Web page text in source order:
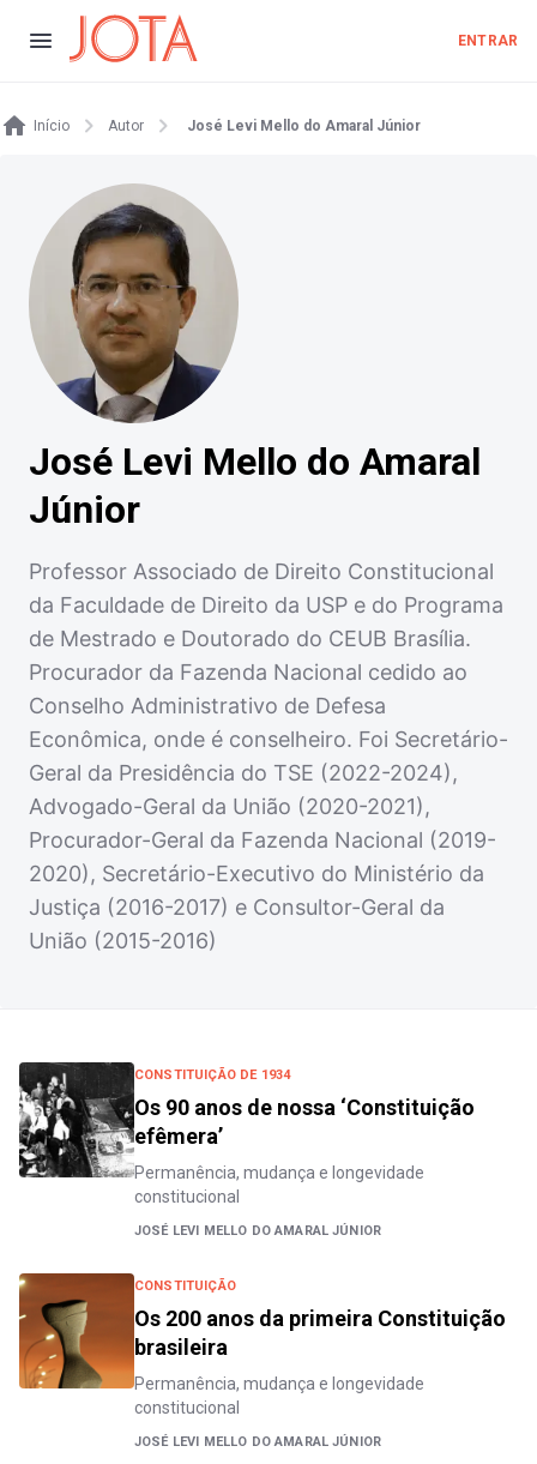
ENTRAR
Início Autor José Levi Mello do Amaral Júnior
José Levi Mello do Amaral
Júnior
Professor Associado de Direito Constitucional
da Faculdade de Direito da USP e do Programa
de Mestrado e Doutorado do CEUB Brasília.
Procurador da Fazenda Nacional cedido ao
Conselho Administrativo de Defesa
Econômica, onde é conselheiro. Foi Secretário-
Geral da Presidência do TSE (2022-2024),
Advogado-Geral da União (2020-2021),
Procurador-Geral da Fazenda Nacional (2019-
2020), Secretário-Executivo do Ministério da
Justiça (2016-2017) e Consultor-Geral da
União (2015-2016)
CONSTITUIÇÃO DE 1934
Os 90 anos de nossa ‘Constituição
efêmera’
Permanência, mudança e longevidade
constitucional
JOSÉ LEVI MELLO DO AMARAL JÚNIOR
CONSTITUIÇÃO
Os 200 anos da primeira Constituição
brasileira
Permanência, mudança e longevidade
constitucional
JOSÉ LEVI MELLO DO AMARAL JÚNIOR